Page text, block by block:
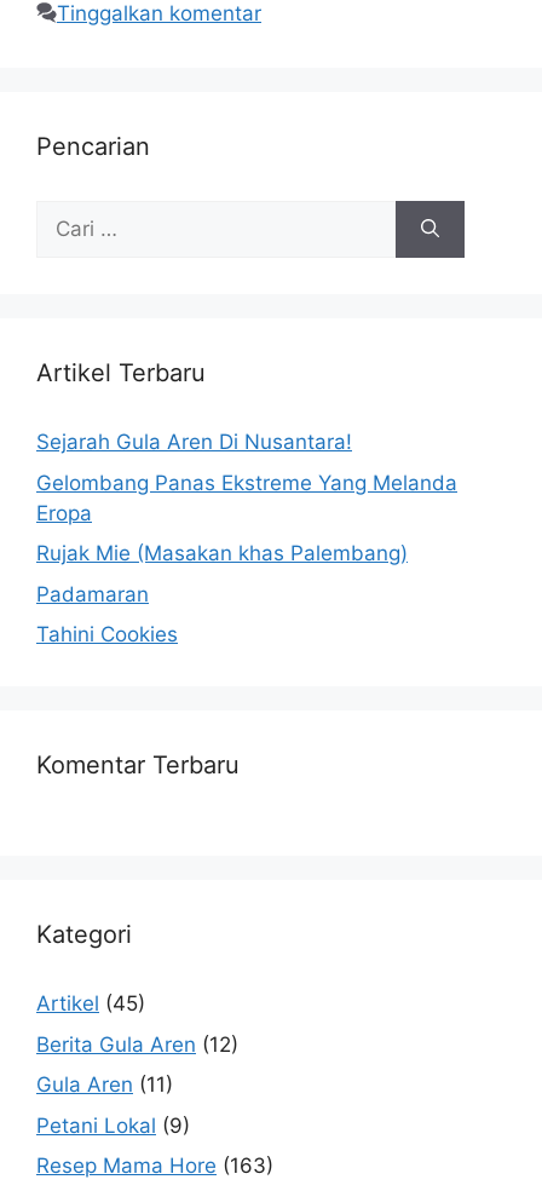
Tinggalkan komentar
Pencarian
Artikel Terbaru
Sejarah Gula Aren Di Nusantara!
Gelombang Panas Ekstreme Yang Melanda
Eropa
Rujak Mie (Masakan khas Palembang)
Padamaran
Tahini Cookies
Komentar Terbaru
Kategori
Artikel (45)
Berita Gula Aren (12)
Gula Aren (11)
Petani Lokal (9)
Resep Mama Hore (163)